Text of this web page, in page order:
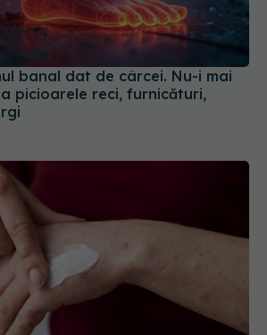
picioarele reci, furnicături,